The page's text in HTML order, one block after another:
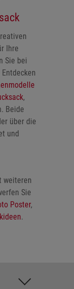
Ihre
Sie bei
,
Beide
über die
und
weiteren
Sie
Poster,
.